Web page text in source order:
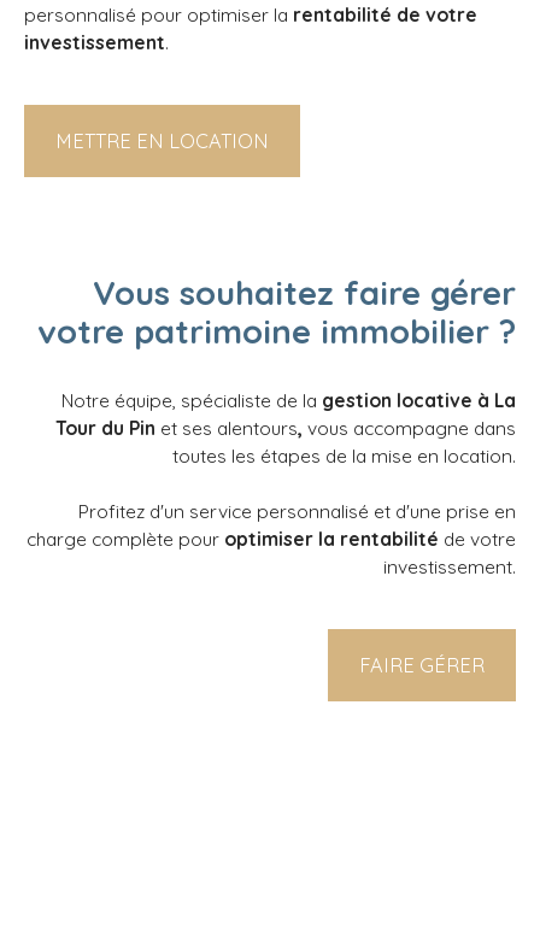
personnalisé pour optimiser la rentabilité de votre
investissement.
METTRE EN LOCATION
Vous souhaitez faire gérer
votre patrimoine immobilier ?
Notre équipe, spécialiste de la gestion locative à La
Tour du Pin et ses alentours, vous accompagne dans
toutes les étapes de la mise en location.
Profitez d'un service personnalisé et d'une prise en
charge complète pour optimiser la rentabilité de votre
investissement.
FAIRE GÉRER